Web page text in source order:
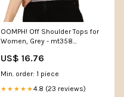
OOMPH! Off Shoulder Tops for
Women, Grey - mt358
US$ 16.76
Min. order: 1 piece
★★★★★4.8 (23 reviews)